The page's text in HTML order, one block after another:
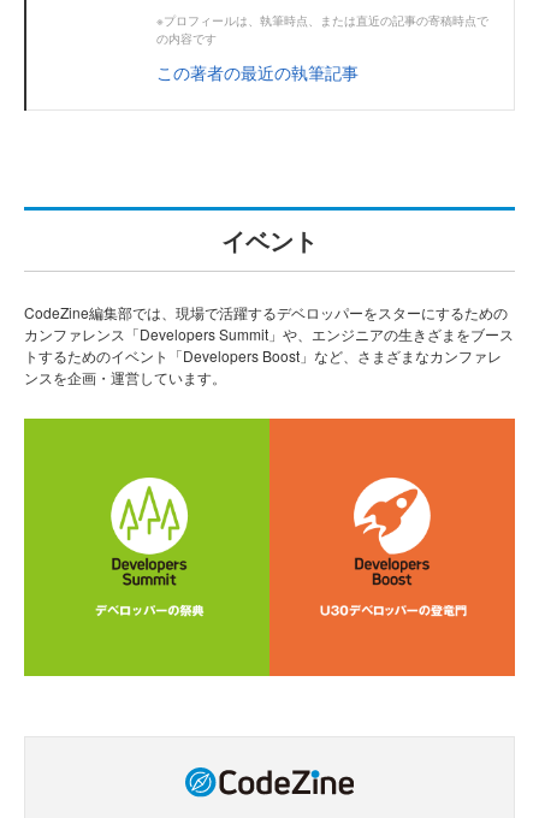
※プロフィールは、執筆時点、または直近の記事の寄稿時点で
の内容です
この著者の最近の執筆記事
イベント
CodeZine編集部では、現場で活躍するデベロッパーをスターにするための
カンファレンス「Developers Summit」や、エンジニアの生きざまをブース
トするためのイベント「Developers Boost」など、さまざまなカンファレ
ンスを企画・運営しています。